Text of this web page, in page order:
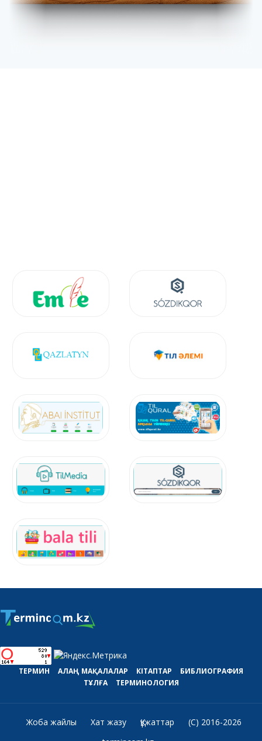
ТЕРМИН АЛАҢ МАҚАЛАЛАР КІТАПТАР
БИБЛИОГРАФИЯ
ТҰЛҒА
ТЕРМИНОЛОГИЯ
Жоба жайлы Хат жазу Құжаттар
(C) 2016-2026